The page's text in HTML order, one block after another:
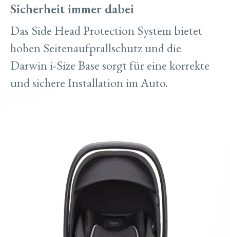
Sicherheit immer dabei
Das Side Head Protection System bietet
hohen Seitenaufprallschutz und die
Darwin i-Size Base sorgt für eine korrekte
und sichere Installation im Auto.